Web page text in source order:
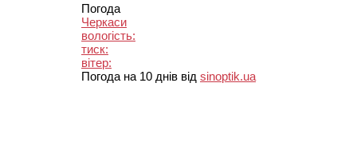
Погода
Черкаси
вологість:
тиск:
вітер:
Погода на 10 днів від sinoptik.ua